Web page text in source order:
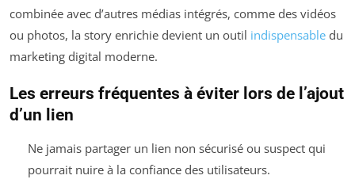
combinée avec d’autres médias intégrés, comme des vidéos
ou photos, la story enrichie devient un outil indispensable du
marketing digital moderne.
Les erreurs fréquentes à éviter lors de l’ajout
d’un lien
Ne jamais partager un lien non sécurisé ou suspect qui
pourrait nuire à la confiance des utilisateurs.